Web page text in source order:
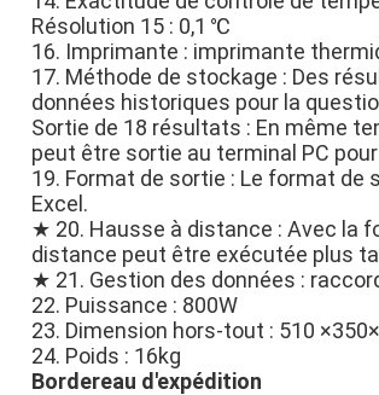
Résolution 15 : 0,1 ℃
16. Imprimante : imprimante
17. Méthode de stockage : Des
données historiques pour la
Sortie de 18 résultats : En même
peut être sortie au terminal PC
19. Format de sortie : Le format de
Excel.
★ 20. Hausse à distance : Avec la
distance peut être exécutée plus
★ 21. Gestion des données :
22. Puissance : 800W
23. Dimension hors-tout : 510
24. Poids : 16kg
Bordereau d'expédition